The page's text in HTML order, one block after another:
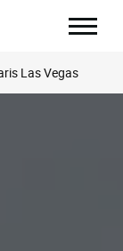
Las Vegas